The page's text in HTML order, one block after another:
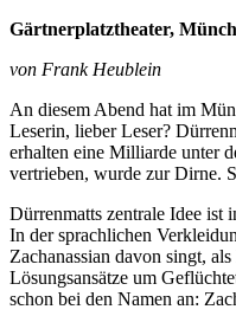
Gärtnerplatztheater,
von Frank Heublein
An diesem Abend hat im
Leserin, lieber Leser?
erhalten eine Milliarde unter
vertrieben, wurde zur Dirne.
Dürrenmatts zentrale Idee ist
In der sprachlichen
Zachanassian davon singt,
Lösungsansätze um
schon bei den Namen an: